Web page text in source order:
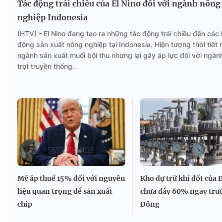
Tác động trái chiều của El Nino đối với ngành nông
nghiệp Indonesia
(HTV) - El Nino đang tạo ra những tác động trái chiều đến các
động sản xuất nông nghiệp tại Indonesia. Hiện tượng thời tiết
ngành sản xuất muối bội thu nhưng lại gây áp lực đối với
trọt truyền thống.
Mỹ áp thuế 15% đối với nguyên
liệu quan trọng để sản xuất
chip
Kho dự trữ khí đốt của
chưa đầy 60% ngay
Đông